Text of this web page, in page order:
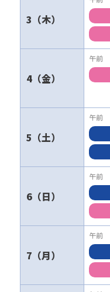
3
4
5
6
7